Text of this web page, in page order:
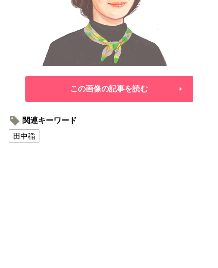
この画像の記事を読む
関連キーワード
田中稲